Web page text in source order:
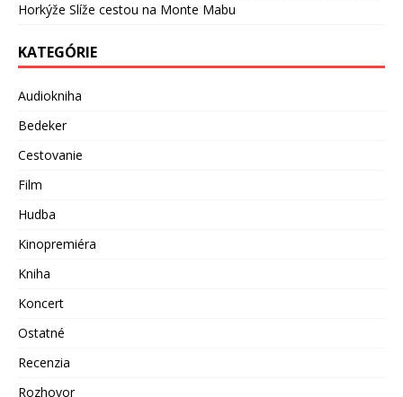
Horkýže Slíže cestou na Monte Mabu
KATEGÓRIE
Audiokniha
Bedeker
Cestovanie
Film
Hudba
Kinopremiéra
Kniha
Koncert
Ostatné
Recenzia
Rozhovor